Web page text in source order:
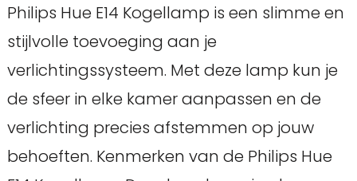
Philips Hue E14 Kogellamp is een slimme en
stijlvolle toevoeging aan je
verlichtingssysteem. Met deze lamp kun je
de sfeer in elke kamer aanpassen en de
verlichting precies afstemmen op jouw
behoeften. Kenmerken van de Philips Hue